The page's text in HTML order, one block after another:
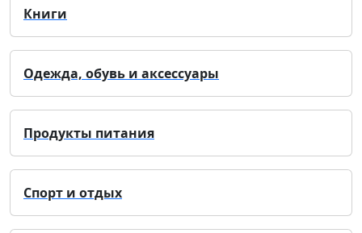
Книги
Одежда, обувь и аксессуары
Продукты питания
Спорт и отдых